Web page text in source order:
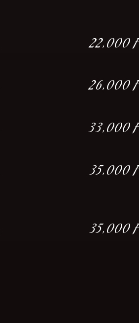
22,000
26,000
33,000
35,000
35,000